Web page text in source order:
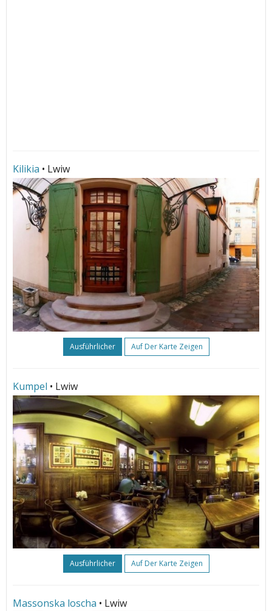
Kilikia • Lwiw
Ausführlicher Auf Der Karte Zeigen
Kumpel • Lwiw
Ausführlicher Auf Der Karte Zeigen
Massonska loscha • Lwiw